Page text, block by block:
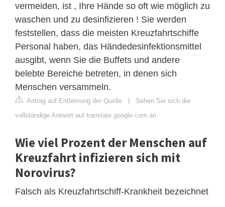
vermeiden, ist , Ihre Hände so oft wie möglich zu
waschen und zu desinfizieren ! Sie werden
feststellen, dass die meisten Kreuzfahrtschiffe
Personal haben, das Händedesinfektionsmittel
ausgibt, wenn Sie die Buffets und andere
belebte Bereiche betreten, in denen sich
Menschen versammeln.
Antrag auf Entfernung der Quelle | Sehen Sie sich die
vollständige Antwort auf translate.google.com an
Wie viel Prozent der Menschen auf
Kreuzfahrt infizieren sich mit
Norovirus?
Falsch als Kreuzfahrtschiff-Krankheit bezeichnet